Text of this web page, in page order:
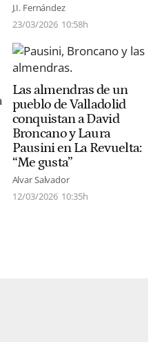
J.I. Fernández
23/03/2026 10:58h
Las almendras de un
pueblo de Valladolid
conquistan a David
Broncano y Laura
Pausini en La Revuelta:
“Me gusta”
Alvar Salvador
12/03/2026 10:35h